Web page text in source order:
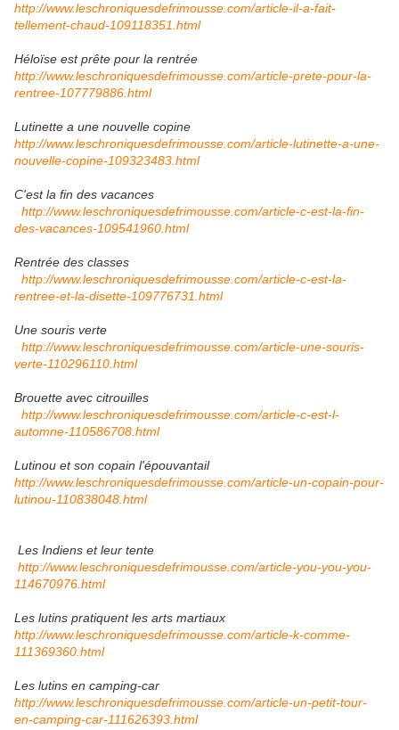
http://www.leschroniquesdefrimousse.com/article-il-a-fait-
tellement-chaud-109118351.html
Héloïse est prête pour la rentrée
http://www.leschroniquesdefrimousse.com/article-prete-pour-la-
rentree-107779886.html
Lutinette a une nouvelle copine
http://www.leschroniquesdefrimousse.com/article-lutinette-a-une-
nouvelle-copine-109323483.html
C'est la fin des vacances
http://www.leschroniquesdefrimousse.com/article-c-est-la-fin-
des-vacances-109541960.html
Rentrée des classes
http://www.leschroniquesdefrimousse.com/article-c-est-la-
rentree-et-la-disette-109776731.html
Une souris verte
http://www.leschroniquesdefrimousse.com/article-une-souris-
verte-110296110.html
Brouette avec citrouilles
http://www.leschroniquesdefrimousse.com/article-c-est-l-
automne-110586708.html
Lutinou et son copain l'épouvantail
http://www.leschroniquesdefrimousse.com/article-un-copain-pour-
lutinou-110838048.html
Les Indiens et leur tente
http://www.leschroniquesdefrimousse.com/article-you-you-you-
114670976.html
Les lutins pratiquent les arts martiaux
http://www.leschroniquesdefrimousse.com/article-k-comme-
111369360.html
Les lutins en camping-car
http://www.leschroniquesdefrimousse.com/article-un-petit-tour-
en-camping-car-111626393.html